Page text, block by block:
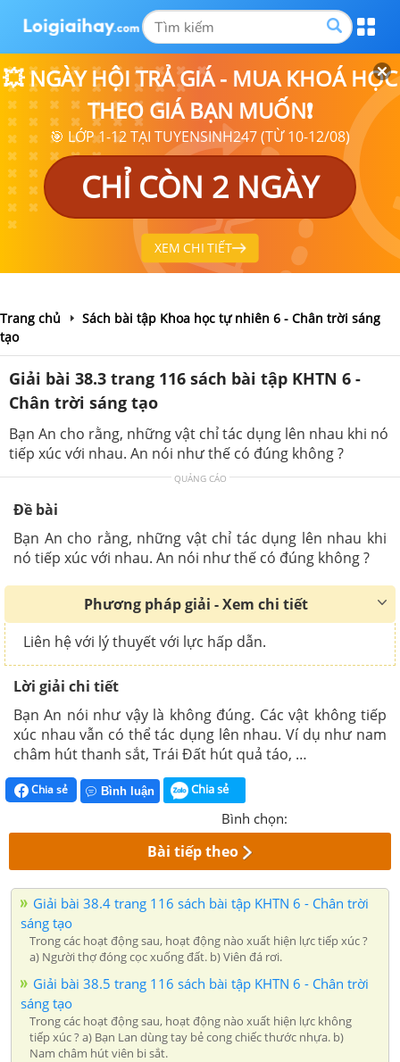
💥 NGÀY HỘI TRẢ GIÁ - MUA KHOÁ HỌC
THEO GIÁ BẠN MUỐN❗
🎯 LỚP 1-12 TẠI TUYENSINH247 (TỪ 10-12/08)
CHỈ CÒN 2 NGÀY
XEM CHI TIẾT
Trang chủ
Sách bài tập Khoa học tự nhiên 6 - Chân trời sáng
tạo
Giải bài 38.3 trang 116 sách bài tập KHTN 6 -
Chân trời sáng tạo
Bạn An cho rằng, những vật chỉ tác dụng lên nhau khi nó
tiếp xúc với nhau. An nói như thế có đúng không ?
QUẢNG CÁO
Đề bài
Bạn An cho rằng, những vật chỉ tác dụng lên nhau khi
nó tiếp xúc với nhau. An nói như thế có đúng không ?
Phương pháp giải - Xem chi tiết
Liên hệ với lý thuyết với lực hấp dẫn.
Lời giải chi tiết
Bạn An nói như vậy là không đúng. Các vật không tiếp
xúc nhau vẫn có thể tác dụng lên nhau. Ví dụ như nam
châm hút thanh sắt, Trái Đất hút quả táo, …
Chia sẻ Bình luận Chia sẻ
Bình chọn:
Bài tiếp theo
Giải bài 38.4 trang 116 sách bài tập KHTN 6 - Chân trời
sáng tạo
Trong các hoạt động sau, hoạt động nào xuất hiện lực tiếp xúc ?
a) Người thợ đóng cọc xuống đất. b) Viên đá rơi.
Giải bài 38.5 trang 116 sách bài tập KHTN 6 - Chân trời
sáng tạo
Trong các hoạt động sau, hoạt động nào xuất hiện lực không
tiếp xúc ? a) Bạn Lan dùng tay bẻ cong chiếc thước nhựa. b)
Nam châm hút viên bi sắt.